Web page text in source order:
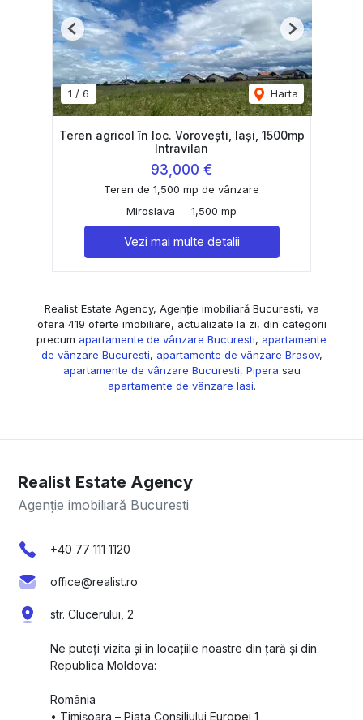
1 / 6 Harta
Previous Next
Teren agricol în loc. Vorovești, Iași, 1500mp
Intravilan
93,000 €
Teren de 1,500 mp de vânzare
Miroslava
1,500 mp
Vezi mai multe detalii
Realist Estate Agency, Agenție imobiliară Bucuresti, va
ofera 419 oferte imobiliare, actualizate la zi, din categorii
precum apartamente de vânzare Bucuresti, apartamente
de vânzare Bucuresti, apartamente de vânzare Brasov,
apartamente de vânzare Bucuresti, Pipera sau
apartamente de vânzare Iasi.
Realist Estate Agency
Agenție imobiliară Bucuresti
+40 77 111 1120
office@realist.ro
str. Clucerului, 2
Ne puteți vizita și în locațiile noastre din țară și din
Republica Moldova:
România
•⁠ ⁠Timișoara – Piața Consiliului Europei 1